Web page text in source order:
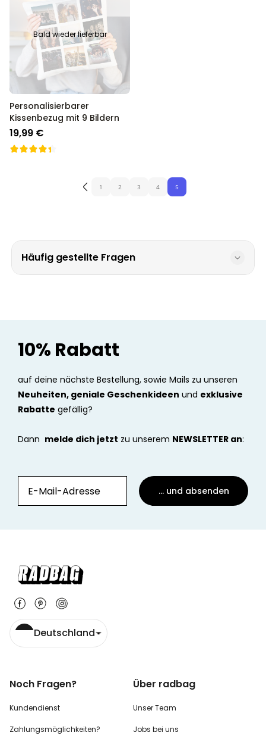
Bald wieder lieferbar
Personalisierbarer
Kissenbezug mit 9 Bildern
19,99 €
1 2 3 4 5
Häufig gestellte Fragen
10% Rabatt
auf deine nächste Bestellung, sowie Mails zu unseren
Neuheiten, geniale Geschenkideen und exklusive
Rabatte gefällig?
Dann melde dich jetzt zu unserem NEWSLETTER an:
... und absenden
Deutschland
Noch Fragen?
Kundendienst
Zahlungsmöglichkeiten?
Über radbag
Unser Team
Jobs bei uns